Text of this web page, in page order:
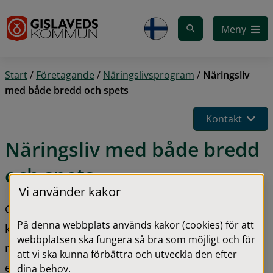
Meny
Start/ Företagande / Näringslivsprogram / Näringsliv
med både bredd och spets
Kontakt
Näringsliv med både bredd
och spets
Genom samarbete och smart etablering vill
kommunen stärka arbetsmarknaden och
näringslivet. Med unika lokala värden ska vi skapa
en attraktiv plats att bo, arbeta och leva i.
Vi använder kakor
På denna webbplats används kakor (cookies) för att
webbplatsen ska fungera så bra som möjligt och för
att vi ska kunna förbättra och utveckla den efter
dina behov.